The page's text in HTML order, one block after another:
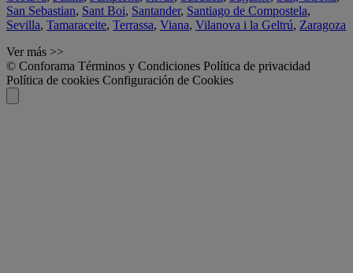
San Sebastian, Sant Boi, Santander, Santiago de Compostela,
Sevilla, Tamaraceite, Terrassa, Viana, Vilanova i la Geltrú, Zaragoza
Ver más >>
© Conforama Términos y Condiciones Política de privacidad
Política de cookies Configuración de Cookies